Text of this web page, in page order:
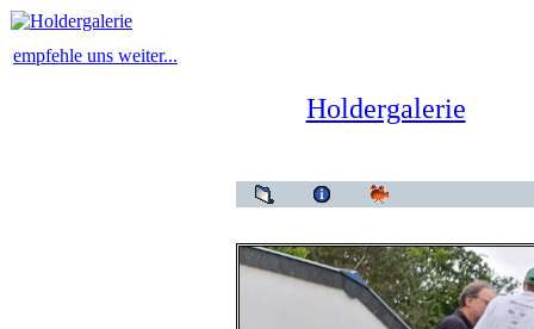
empfehle uns weiter...
Holdergalerie